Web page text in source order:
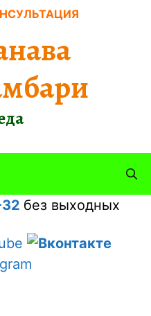
без выходных